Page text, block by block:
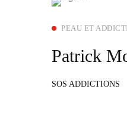
PEAU ET
Patrick
SOS ADDICTIONS